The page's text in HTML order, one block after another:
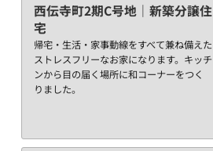
西伝寺町2期C号地｜新築分譲住
宅
帰宅・生活・家事動線をすべて兼ね備えた
ストレスフリーなお家になります。キッチ
ンから目の届く場所に和コーナーをつく
りました。